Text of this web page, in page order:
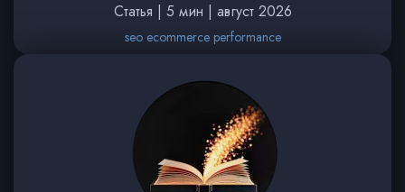
Статья | 5 мин | август 2026
seo ecommerce performance